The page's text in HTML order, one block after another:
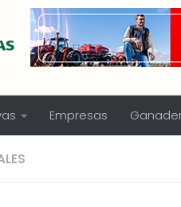
Empresas